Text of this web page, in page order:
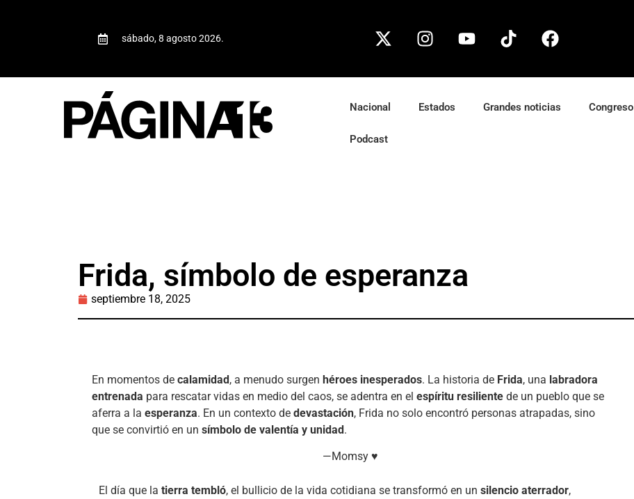
sábado, 8 agosto 2026.
Nacional Estados Grandes noticias Congreso
Podcast
Frida, símbolo de esperanza
septiembre 18, 2025
En momentos de calamidad, a menudo surgen héroes inesperados. La historia de Frida, una labradora
entrenada para rescatar vidas en medio del caos, se adentra en el espíritu resiliente de un pueblo que se
aferra a la esperanza. En un contexto de devastación, Frida no solo encontró personas atrapadas, sino
que se convirtió en un símbolo de valentía y unidad.
—Momsy ♥
El día que la tierra tembló, el bullicio de la vida cotidiana se transformó en un silencio aterrador,